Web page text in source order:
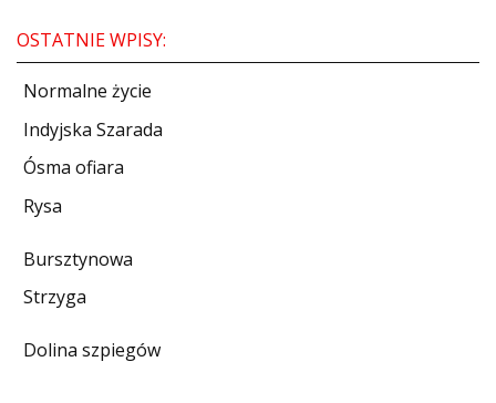
PATRONATY
WYWIADY
RECENZJE
DO CZYTANIA
KONTAKT
OSTATNIE WPISY:
Normalne życie
Indyjska Szarada
Ósma ofiara
Rysa
Bursztynowa
Strzyga
Dolina szpiegów